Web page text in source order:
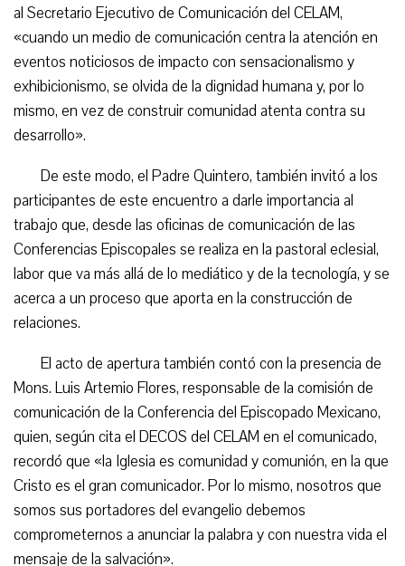
al Secretario Ejecutivo de Comunicación del CELAM,
«cuando un medio de comunicación centra la atención en
eventos noticiosos de impacto con sensacionalismo y
exhibicionismo, se olvida de la dignidad humana y, por lo
mismo, en vez de construir comunidad atenta contra su
desarrollo».
De este modo, el Padre Quintero, también invitó a los
participantes de este encuentro a darle importancia al
trabajo que, desde las oficinas de comunicación de las
Conferencias Episcopales se realiza en la pastoral eclesial,
labor que va más allá de lo mediático y de la tecnología, y se
acerca a un proceso que aporta en la construcción de
relaciones.
El acto de apertura también contó con la presencia de
Mons. Luis Artemio Flores, responsable de la comisión de
comunicación de la Conferencia del Episcopado Mexicano,
quien, según cita el DECOS del CELAM en el comunicado,
recordó que «la Iglesia es comunidad y comunión, en la que
Cristo es el gran comunicador. Por lo mismo, nosotros que
somos sus portadores del evangelio debemos
comprometernos a anunciar la palabra y con nuestra vida el
mensaje de la salvación».